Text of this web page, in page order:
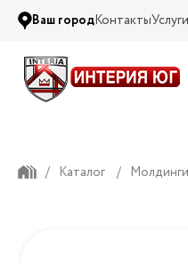
Ваш городКонтактыУслуги
/ Каталог / Молдинги